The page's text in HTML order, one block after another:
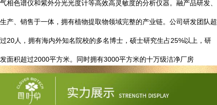
气相色谱仪和紫外分光光度计等高效高灵敏度的分析仪器。融产品研发、
生产、销售于一体，拥有植物提取物领域完整的产业链。公司研发团队超
过20人，拥有海内外知名院校的多名博士，硕士研究生占25%以上，研
发面积超过2000平方米。同时拥有3000平方米的十万级洁净厂房